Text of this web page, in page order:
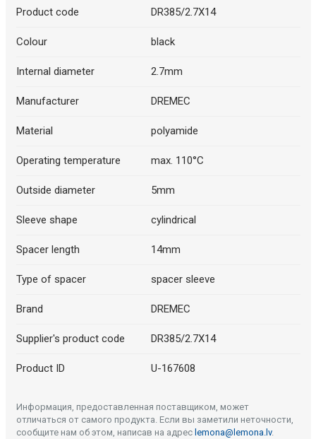
Product code DR385/2.7X14
Colour black
Internal diameter 2.7mm
Manufacturer DREMEC
Material polyamide
Operating temperature max. 110°C
Outside diameter 5mm
Sleeve shape cylindrical
Spacer length 14mm
Type of spacer spacer sleeve
Brand DREMEC
Supplier's product code DR385/2.7X14
Product ID U-167608
Информация, предоставленная поставщиком, может
отличаться от самого продукта. Если вы заметили неточности,
сообщите нам об этом, написав на адрес lemona@lemona.lv.